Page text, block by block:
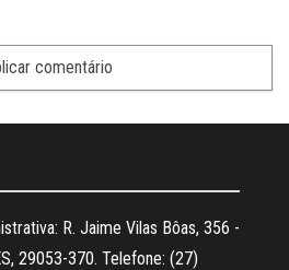
R. Jaime Vilas Bôas, 356 -
29053-370. Telefone: (27)